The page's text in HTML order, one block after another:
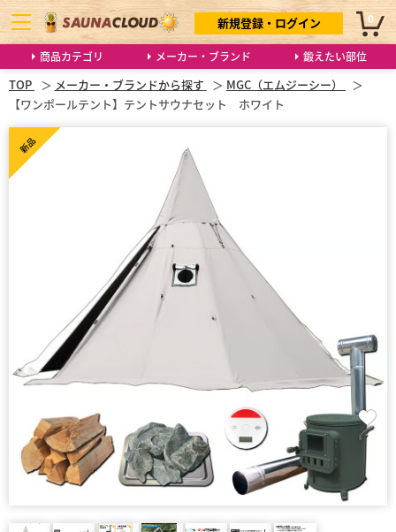
商品カテゴリ メーカー・ブランド 鍛えたい部位
新規登録・ログイン 0
TOP メーカー・ブランドから探す
MGC（エムジーシー）
【ワンポールテント】テントサウナセット ホワイト
新品